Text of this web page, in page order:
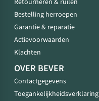
Retourneren & ruilen
Bestelling herroepen
Garantie & reparatie
Actievoorwaarden
Klachten
OVER BEVER
Contactgegevens
Toegankelijkheidsverklaring